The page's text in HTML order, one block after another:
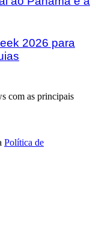
2026 para
com as principais
Política de